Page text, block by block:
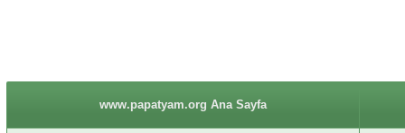
www.papatyam.org Ana Sayfa